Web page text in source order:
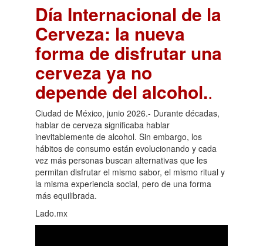
Día Internacional de la
Cerveza: la nueva
forma de disfrutar una
cerveza ya no
depende del alcohol..
Ciudad de México, junio 2026.- Durante décadas,
hablar de cerveza significaba hablar
inevitablemente de alcohol. Sin embargo, los
hábitos de consumo están evolucionando y cada
vez más personas buscan alternativas que les
permitan disfrutar el mismo sabor, el mismo ritual y
la misma experiencia social, pero de una forma
más equilibrada.
Lado.mx